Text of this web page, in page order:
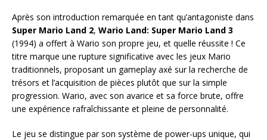
Après son introduction remarquée en tant qu’antagoniste dans
Super Mario Land 2, Wario Land: Super Mario Land 3
(1994) a offert à Wario son propre jeu, et quelle réussite ! Ce
titre marque une rupture significative avec les jeux Mario
traditionnels, proposant un gameplay axé sur la recherche de
trésors et l’acquisition de pièces plutôt que sur la simple
progression. Wario, avec son avarice et sa force brute, offre
une expérience rafraîchissante et pleine de personnalité.
Le jeu se distingue par son système de power-ups unique, qui